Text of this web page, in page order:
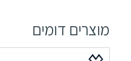
מוצרים דומים